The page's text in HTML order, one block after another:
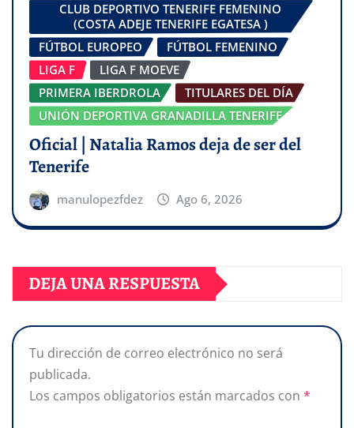
CLUB DEPORTIVO TENERIFE FEMENINO
(COSTA ADEJE TENERIFE EGATESA )
FÚTBOL EUROPEO
FÚTBOL FEMENINO
LIGA F
LIGA F MOEVE
PRIMERA IBERDROLA
TITULARES DEL DÍA
UNIÓN DEPORTIVA GRANADILLA TENERIFE
Oficial | Natalia Ramos deja de ser del
Tenerife
manulopezfdez Ago 6, 2026
DEJA UNA RESPUESTA
Tu dirección de correo electrónico no será
publicada.
Los campos obligatorios están marcados con *